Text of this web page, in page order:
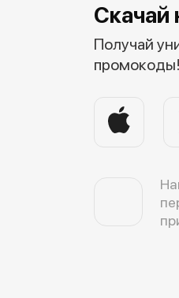
Скачай
Получай
промокоды!